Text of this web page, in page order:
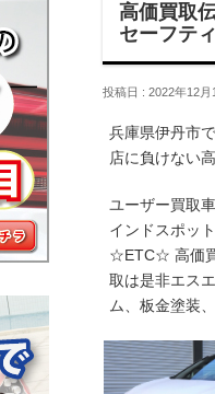
高価買取
セーフテ
投稿日 : 2022年12月
兵庫県伊丹市
店に負けない
ユーザー買取
インドスポッ
☆ETC☆ 高価買
取は是非エス
ム、板金塗装